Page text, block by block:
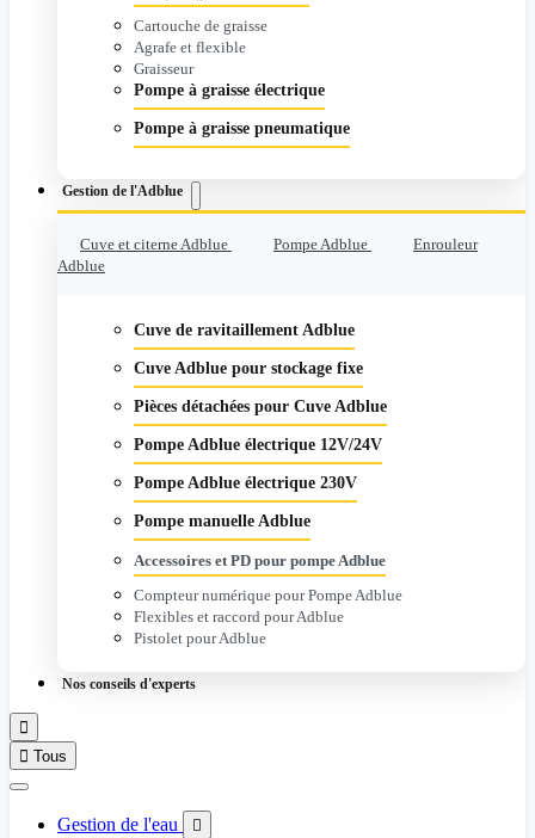
Cartouche de graisse
Agrafe et flexible
Graisseur
Pompe à graisse électrique
Pompe à graisse pneumatique
Gestion de l'Adblue
Cuve et citerne Adblue Pompe Adblue
Enrouleur
Adblue
Cuve de ravitaillement Adblue
Cuve Adblue pour stockage fixe
Pièces détachées pour Cuve Adblue
Pompe Adblue électrique 12V/24V
Pompe Adblue électrique 230V
Pompe manuelle Adblue
Accessoires et PD pour pompe Adblue
Compteur numérique pour Pompe Adblue
Flexibles et raccord pour Adblue
Pistolet pour Adblue
Nos conseils d'experts

 Tous
Gestion de l'eau 